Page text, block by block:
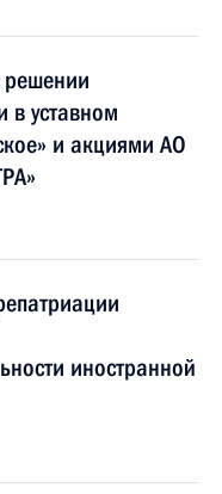
решении
в уставном
и акциями АО
иностранной